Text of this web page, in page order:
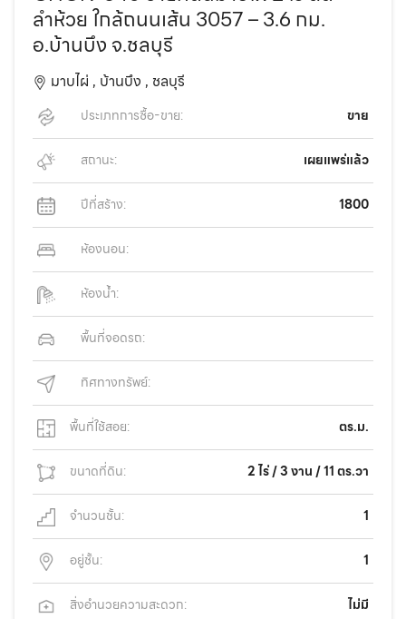
ลำห้วย ใกล้ถนนเส้น 3057 – 3.6 กม.
อ.บ้านบึง จ.ชลบุรี
มาบไผ่ , บ้านบึง , ชลบุรี
ประเภทการซื้อ-ขาย: ขาย
สถานะ: เผยแพร่แล้ว
ปีที่สร้าง: 1800
ห้องนอน:
ห้องน้ำ:
พื้นที่จอดรถ:
ทิศทางทรัพย์:
พื้นที่ใช้สอย: ตร.ม.
ขนาดที่ดิน: 2 ไร่ / 3 งาน / 11 ตร.วา
จำนวนชั้น: 1
อยู่ชั้น: 1
สิ่งอำนวยความสะดวก: ไม่มี